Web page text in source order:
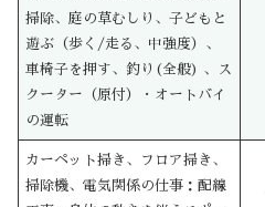
掃除、庭の草むしり、子どもと
遊ぶ（歩く/走る、中強度）、
車椅子を押す、釣り(全般) 、ス
クーター（原付）・オートバイ
の運転
カーペット掃き、フロア掃き、
掃除機、電気関係の仕事：配線